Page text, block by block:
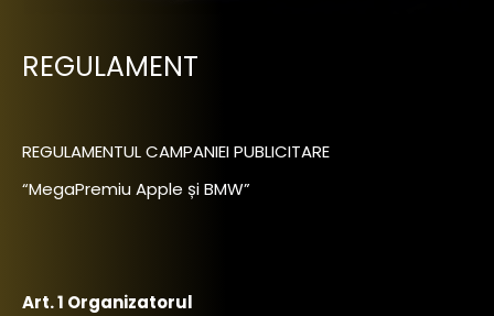
REGULAMENT
REGULAMENTUL CAMPANIEI PUBLICITARE
“MegaPremiu Apple și BMW”
Art. 1 Organizatorul